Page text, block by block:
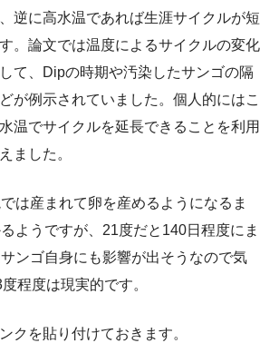
逆に高水温であれば生涯サイクルが短
。論文では温度によるサイクルの変化
て、Dipの時期や汚染したサンゴの隔
が例示されていました。個人的にはこ
温でサイクルを延長できることを利用
ました。
は産まれて卵を産めるようになるま
ようですが、21度だと140日程度にま
ンゴ自身にも影響が出そうなので気
程度は現実的です。
クを貼り付けておきます。